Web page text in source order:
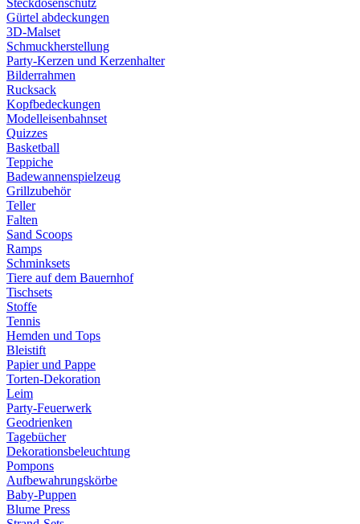
Steckdosenschutz
Gürtel abdeckungen
3D-Malset
Schmuckherstellung
Party-Kerzen und Kerzenhalter
Bilderrahmen
Rucksack
Kopfbedeckungen
Modelleisenbahnset
Quizzes
Basketball
Teppiche
Badewannenspielzeug
Grillzubehör
Teller
Falten
Sand Scoops
Ramps
Schminksets
Tiere auf dem Bauernhof
Tischsets
Stoffe
Tennis
Hemden und Tops
Bleistift
Papier und Pappe
Torten-Dekoration
Leim
Party-Feuerwerk
Geodrienken
Tagebücher
Dekorationsbeleuchtung
Pompons
Aufbewahrungskörbe
Baby-Puppen
Blume Press